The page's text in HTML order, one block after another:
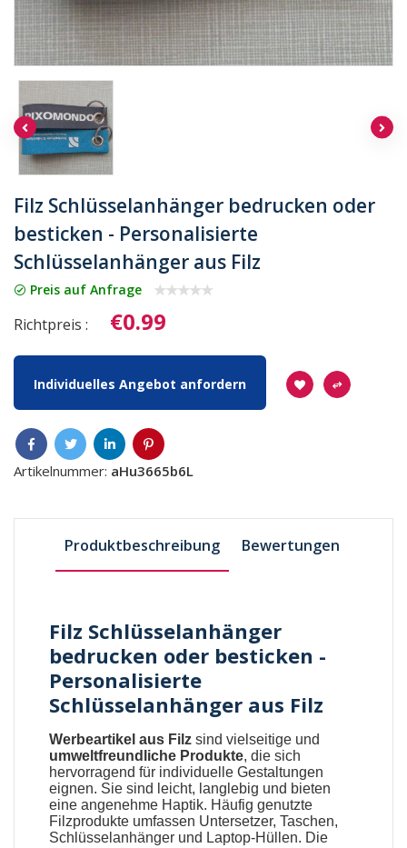
Filz Schlüsselanhänger bedrucken oder
besticken - Personalisierte
Schlüsselanhänger aus Filz
Preis auf Anfrage
Richtpreis : €0.99
Individuelles Angebot anfordern
Artikelnummer: aHu3665b6L
Produktbeschreibung Bewertungen
Filz Schlüsselanhänger
bedrucken oder besticken -
Personalisierte
Schlüsselanhänger aus Filz
Werbeartikel aus Filz sind vielseitige und
umweltfreundliche Produkte, die sich
hervorragend für individuelle Gestaltungen
eignen. Sie sind leicht, langlebig und bieten
eine angenehme Haptik. Häufig genutzte
Filzprodukte umfassen Untersetzer, Taschen,
Schlüsselanhänger und Laptop-Hüllen. Die